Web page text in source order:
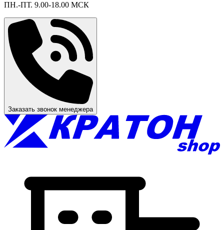
ПН.-ПТ. 9.00-18.00 МСК
Заказать звонок менеджера